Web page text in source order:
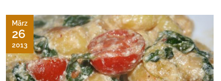
März
26
2013